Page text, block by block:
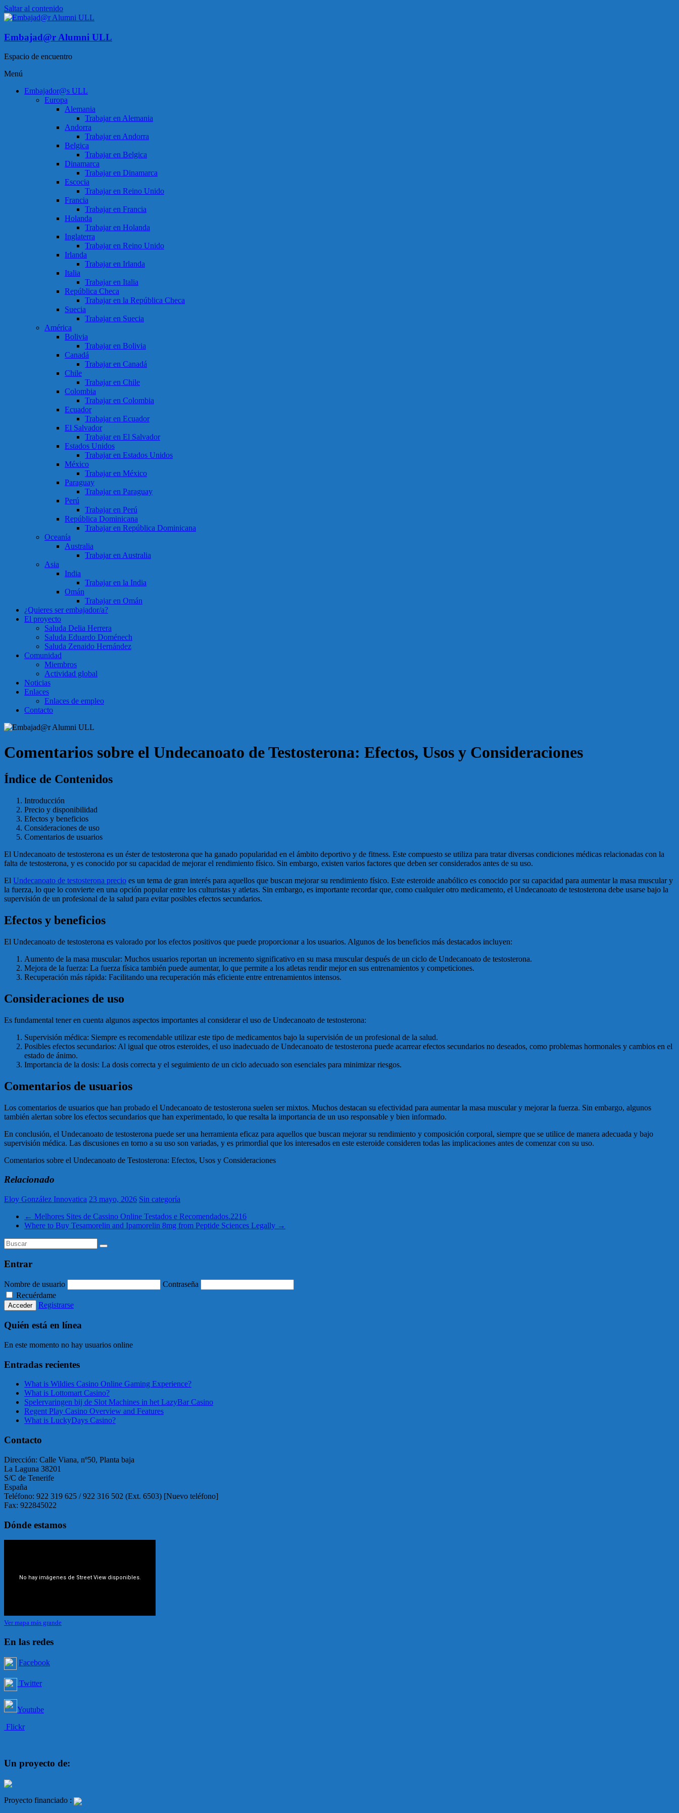
Saltar al contenido
Embajad@r Alumni ULL
Espacio de encuentro
Menú
Embajador@s ULL
Europa
Alemania
Trabajar en Alemania
Andorra
Trabajar en Andorra
Belgica
Trabajar en Belgica
Dinamarca
Trabajar en Dinamarca
Escocia
Trabajar en Reino Unido
Francia
Trabajar en Francia
Holanda
Trabajar en Holanda
Inglaterra
Trabajar en Reino Unido
Irlanda
Trabajar en Irlanda
Italia
Trabajar en Italia
República Checa
Trabajar en la República Checa
Suecia
Trabajar en Suecia
América
Bolivia
Trabajar en Bolivia
Canadá
Trabajar en Canadá
Chile
Trabajar en Chile
Colombia
Trabajar en Colombia
Ecuador
Trabajar en Ecuador
El Salvador
Trabajar en El Salvador
Estados Unidos
Trabajar en Estados Unidos
México
Trabajar en México
Paraguay
Trabajar en Paraguay
Perú
Trabajar en Perú
República Dominicana
Trabajar en República Dominicana
Oceanía
Australia
Trabajar en Australia
Asia
India
Trabajar en la India
Omán
Trabajar en Omán
¿Quieres ser embajador/a?
El proyecto
Saluda Delia Herrera
Saluda Eduardo Doménech
Saluda Zenaido Hernández
Comunidad
Miembros
Actividad global
Noticias
Enlaces
Enlaces de empleo
Contacto
Comentarios sobre el Undecanoato de Testosterona: Efectos, Usos y Consideraciones
Índice de Contenidos
Introducción
Precio y disponibilidad
Efectos y beneficios
Consideraciones de uso
Comentarios de usuarios
El Undecanoato de testosterona es un éster de testosterona que ha ganado popularidad en el ámbito deportivo y de fitness. Este compuesto se utiliza para tratar diversas condiciones médicas relacionadas con la
falta de testosterona, y es conocido por su capacidad de mejorar el rendimiento físico. Sin embargo, existen varios factores que deben ser considerados antes de su uso.
El Undecanoato de testosterona precio es un tema de gran interés para aquellos que buscan mejorar su rendimiento físico. Este esteroide anabólico es conocido por su capacidad para aumentar la masa muscular y
la fuerza, lo que lo convierte en una opción popular entre los culturistas y atletas. Sin embargo, es importante recordar que, como cualquier otro medicamento, el Undecanoato de testosterona debe usarse bajo la
supervisión de un profesional de la salud para evitar posibles efectos secundarios.
Efectos y beneficios
El Undecanoato de testosterona es valorado por los efectos positivos que puede proporcionar a los usuarios. Algunos de los beneficios más destacados incluyen:
Aumento de la masa muscular: Muchos usuarios reportan un incremento significativo en su masa muscular después de un ciclo de Undecanoato de testosterona.
Mejora de la fuerza: La fuerza física también puede aumentar, lo que permite a los atletas rendir mejor en sus entrenamientos y competiciones.
Recuperación más rápida: Facilitando una recuperación más eficiente entre entrenamientos intensos.
Consideraciones de uso
Es fundamental tener en cuenta algunos aspectos importantes al considerar el uso de Undecanoato de testosterona:
Supervisión médica: Siempre es recomendable utilizar este tipo de medicamentos bajo la supervisión de un profesional de la salud.
Posibles efectos secundarios: Al igual que otros esteroides, el uso inadecuado de Undecanoato de testosterona puede acarrear efectos secundarios no deseados, como problemas hormonales y cambios en el
estado de ánimo.
Importancia de la dosis: La dosis correcta y el seguimiento de un ciclo adecuado son esenciales para minimizar riesgos.
Comentarios de usuarios
Los comentarios de usuarios que han probado el Undecanoato de testosterona suelen ser mixtos. Muchos destacan su efectividad para aumentar la masa muscular y mejorar la fuerza. Sin embargo, algunos
también alertan sobre los efectos secundarios que han experimentado, lo que resalta la importancia de un uso responsable y bien informado.
En conclusión, el Undecanoato de testosterona puede ser una herramienta eficaz para aquellos que buscan mejorar su rendimiento y composición corporal, siempre que se utilice de manera adecuada y bajo
supervisión médica. Las discusiones en torno a su uso son variadas, y es primordial que los interesados en este esteroide consideren todas las implicaciones antes de comenzar con su uso.
Comentarios sobre el Undecanoato de Testosterona: Efectos, Usos y Consideraciones
Relacionado
Eloy González Innovatica 23 mayo, 2026 Sin categoría
← Melhores Sites de Cassino Online Testados e Recomendados.2216
Where to Buy Tesamorelin and Ipamorelin 8mg from Peptide Sciences Legally →
Entrar
Nombre de usuario
Contraseña
Recuérdame
Registrarse
Quién está en línea
En este momento no hay usuarios online
Entradas recientes
What is Wildies Casino Online Gaming Experience?
What is Lottomart Casino?
Spelervaringen bij de Slot Machines in het LazyBar Casino
Regent Play Casino Overview and Features
What is LuckyDays Casino?
Contacto
Dirección: Calle Viana, nº50, Planta baja
La Laguna 38201
S/C de Tenerife
España
Teléfono: 922 319 625 / 922 316 502 (Ext. 6503) [Nuevo teléfono]
Fax: 922845022
Dónde estamos
Ver mapa más grande
En las redes
Facebook
Twitter
Youtube
Flickr
Un proyecto de:
Proyecto financiado :